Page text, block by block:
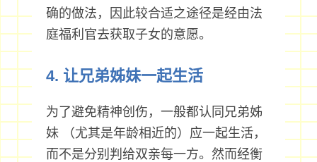
确的做法，因此较合适之途径是经由法
庭福利官去获取子女的意愿。
4. 让兄弟姊妹一起生活
为了避免精神创伤，一般都认同兄弟姊
妹 （尤其是年龄相近的）应一起生活，
而不是分别判给双亲每一方。然而经衡